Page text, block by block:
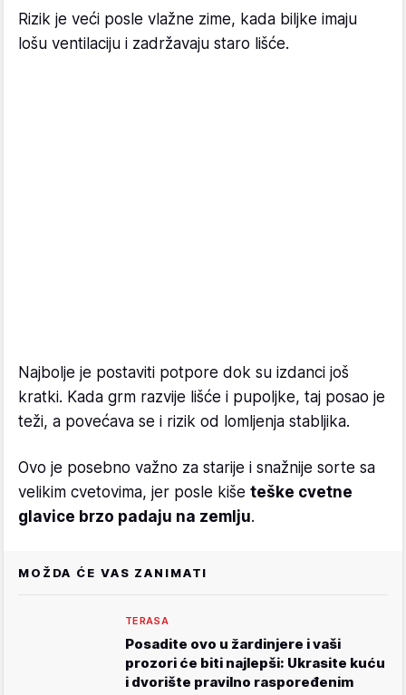
Rizik je veći posle vlažne zime, kada biljke imaju
lošu ventilaciju i zadržavaju staro lišće.
Najbolje je postaviti potpore dok su izdanci još
kratki. Kada grm razvije lišće i pupoljke, taj posao je
teži, a povećava se i rizik od lomljenja stabljika.
Ovo je posebno važno za starije i snažnije sorte sa
velikim cvetovima, jer posle kiše teške cvetne
glavice brzo padaju na zemlju.
MOŽDA ĆE VAS ZANIMATI
TERASA
Posadite ovo u žardinjere i vaši
prozori će biti najlepši: Ukrasite kuću
i dvorište pravilno raspoređenim